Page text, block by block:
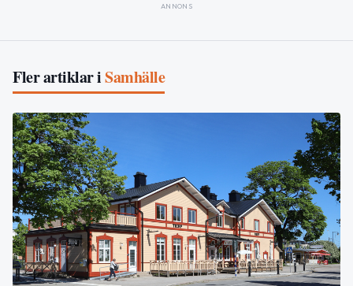
ANNONS
Fler artiklar iSamhälle